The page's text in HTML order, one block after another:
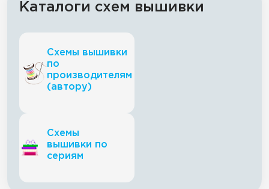
Каталоги схем вышивки
Схемы вышивки
по
производителям
(автору)
Схемы
вышивки по
сериям